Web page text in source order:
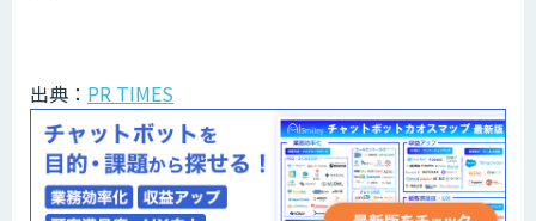
出典： PR TIMES